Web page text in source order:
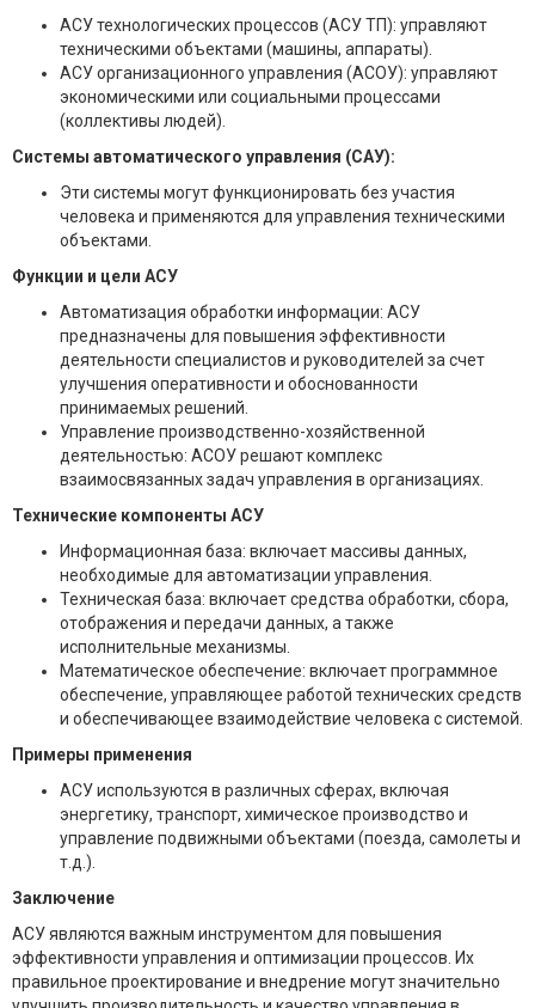
АСУ технологических процессов (АСУ ТП): управляют
техническими объектами (машины, аппараты).
АСУ организационного управления (АСОУ): управляют
экономическими или социальными процессами
(коллективы людей).
Системы автоматического управления (САУ):
Эти системы могут функционировать без участия
человека и применяются для управления техническими
объектами.
Функции и цели АСУ
Автоматизация обработки информации: АСУ
предназначены для повышения эффективности
деятельности специалистов и руководителей за счет
улучшения оперативности и обоснованности
принимаемых решений.
Управление производственно-хозяйственной
деятельностью: АСОУ решают комплекс
взаимосвязанных задач управления в организациях.
Технические компоненты АСУ
Информационная база: включает массивы данных,
необходимые для автоматизации управления.
Техническая база: включает средства обработки, сбора,
отображения и передачи данных, а также
исполнительные механизмы.
Математическое обеспечение: включает программное
обеспечение, управляющее работой технических средств
и обеспечивающее взаимодействие человека с системой.
Примеры применения
АСУ используются в различных сферах, включая
энергетику, транспорт, химическое производство и
управление подвижными объектами (поезда, самолеты и
т.д.).
Заключение
АСУ являются важным инструментом для повышения
эффективности управления и оптимизации процессов. Их
правильное проектирование и внедрение могут значительно